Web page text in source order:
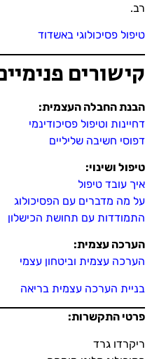
רב.
טיפול פסיכולוגי באשדוד
קישורים
הבנת החבלה העצמית:
דחיינות וטיפול פסיכודינמי
דפוסי חשיבה שליליים
טיפול ושינוי:
איך עובד טיפול
על מה מדברים עם הפסיכולוג
התמודדות עם תחושת הכישלון
הערכה עצמית:
הערכה עצמית וביטחון עצמי
בניית הערכה עצמית בריאה
פרטי התקשרות:
ריקרדו גרד